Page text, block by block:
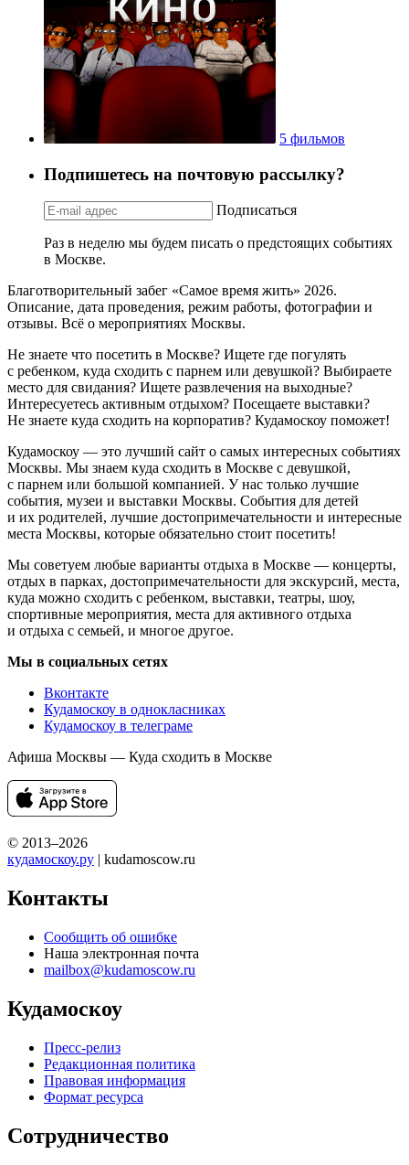
5 фильмов
Подпишетесь на почтовую рассылку?
Подписаться
Раз в неделю мы будем писать о предстоящих событиях
в Москве.
Благотворительный забег «Самое время жить» 2026.
Описание, дата проведения, режим работы, фотографии и
отзывы. Всё о мероприятиях Москвы.
Не знаете что посетить в Москве? Ищете где погулять
с ребенком, куда сходить с парнем или девушкой? Выбираете
место для свидания? Ищете развлечения на выходные?
Интересуетесь активным отдыхом? Посещаете выставки?
Не знаете куда сходить на корпоратив? Кудамоскоу поможет!
Кудамоскоу — это лучший сайт о самых интересных событиях
Москвы. Мы знаем куда сходить в Москве с девушкой,
с парнем или большой компанией. У нас только лучшие
события, музеи и выставки Москвы. События для детей
и их родителей, лучшие достопримечательности и интересные
места Москвы, которые обязательно стоит посетить!
Мы советуем любые варианты отдыха в Москве — концерты,
отдых в парках, достопримечательности для экскурсий, места,
куда можно сходить с ребенком, выставки, театры, шоу,
спортивные мероприятия, места для активного отдыха
и отдыха с семьей, и многое другое.
Мы в социальных сетях
Вконтакте
Кудамоскоу в однокласниках
Кудамоскоу в телеграме
Афиша Москвы — Куда сходить в Москве
© 2013–2026
кудамоскоу.ру | kudamoscow.ru
Контакты
Сообщить об ошибке
Наша электронная почта
mailbox@kudamoscow.ru
Кудамоскоу
Пресс-релиз
Редакционная политика
Правовая информация
Формат ресурса
Сотрудничество